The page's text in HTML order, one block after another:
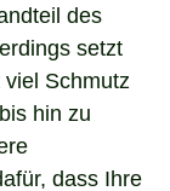
des
setzt
Schmutz
hin zu
dass Ihre